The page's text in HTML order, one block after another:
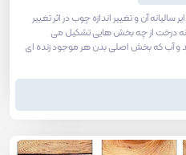
آن و تغییر اندازه چوب در اثر تغییر
درخت از چه بخش هایی تشکیل می
آب که بخش اصلی بدن هر موجود زنده ای